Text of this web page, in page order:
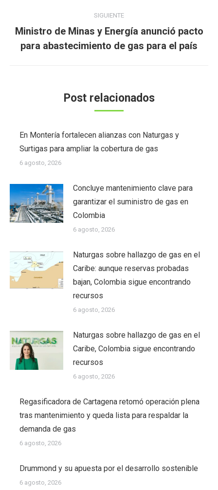
SIGUIENTE
Publicación
siguiente:
Ministro de Minas y Energía anunció pacto
para abastecimiento de gas para el país
Post relacionados
En Montería fortalecen alianzas con Naturgas y
Surtigas para ampliar la cobertura de gas
6 agosto, 2026
Concluye mantenimiento clave para
garantizar el suministro de gas en
Colombia
6 agosto, 2026
Naturgas sobre hallazgo de gas en el
Caribe: aunque reservas probadas
bajan, Colombia sigue encontrando
recursos
6 agosto, 2026
Naturgas sobre hallazgo de gas en el
Caribe, Colombia sigue encontrando
recursos
6 agosto, 2026
Regasificadora de Cartagena retomó operación plena
tras mantenimiento y queda lista para respaldar la
demanda de gas
6 agosto, 2026
Drummond y su apuesta por el desarrollo sostenible
6 agosto, 2026